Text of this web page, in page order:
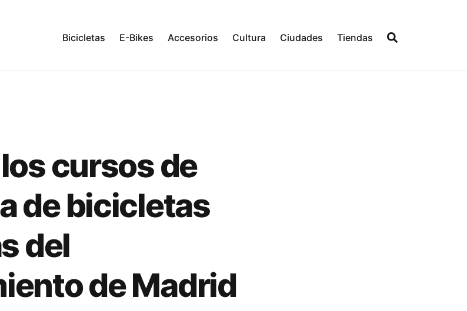
Bicicletas E-Bikes Accesorios Cultura Ciudades Tiendas
cursos de
de bicicletas
del
de Madrid